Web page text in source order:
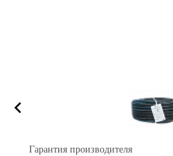
Гарантия производителя